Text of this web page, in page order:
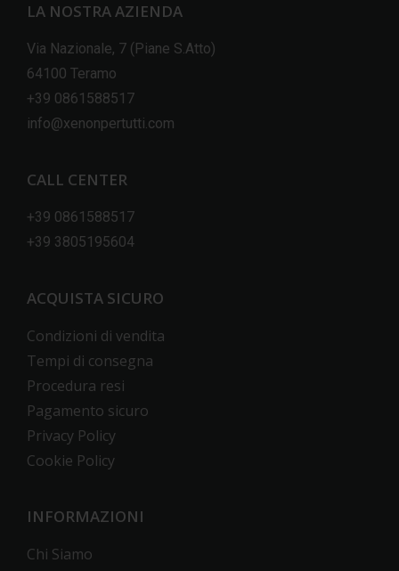
LA NOSTRA AZIENDA
Via Nazionale, 7 (Piane S.Atto)
64100 Teramo
+39 0861588517
info@xenonpertutti.com
CALL CENTER
+39 0861588517
+39 3805195604
ACQUISTA SICURO
Condizioni di vendita
Tempi di consegna
Procedura resi
Pagamento sicuro
Privacy Policy
Cookie Policy
INFORMAZIONI
Chi Siamo